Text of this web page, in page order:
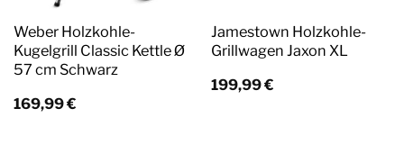
Weber Holzkohle-
Kugelgrill Classic Kettle Ø
57 cm Schwarz
169,99€
Jamestown Holzkohle-
Grillwagen Jaxon XL
199,99€